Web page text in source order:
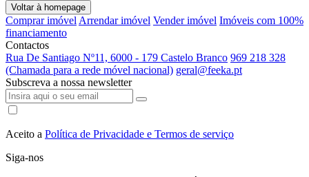
Voltar à homepage
Comprar imóvel Arrendar imóvel Vender imóvel Imóveis com 100%
financiamento
Contactos
Rua De Santiago Nº11, 6000 - 179 Castelo Branco 969 218 328
(Chamada para a rede móvel nacional) geral@feeka.pt
Subscreva a nossa newsletter
Aceito a Política de Privacidade e Termos de serviço
Siga-nos